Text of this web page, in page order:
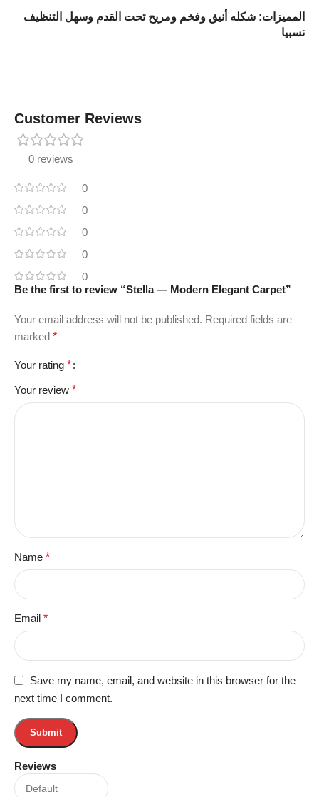
نسبيا
Customer Reviews
0 reviews
0
0
0
0
0
Reviews
Be the first to review “Stella — Modern Elegant Carpet”
Your email address will not be published. Required fields are
marked *
Your rating *
Your review *
Name *
Email *
Save my name, email, and website in this browser for the
next time I comment.